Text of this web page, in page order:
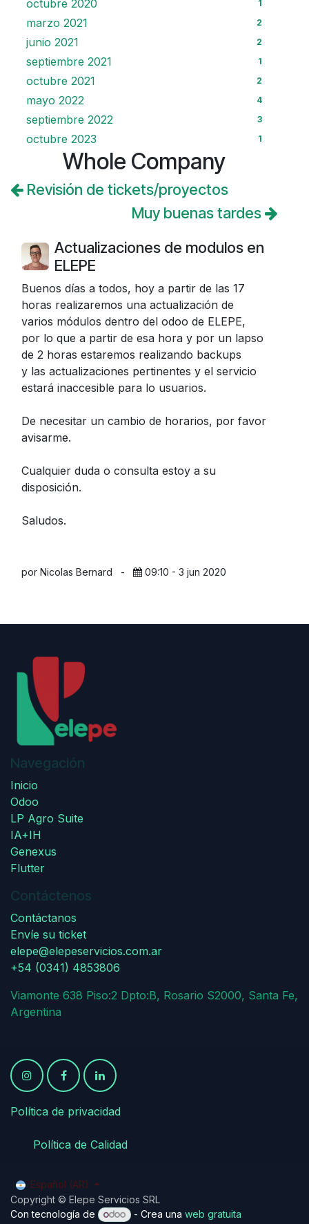
octubre 2020 1
marzo 2021 2
junio 2021 2
septiembre 2021 1
octubre 2021 2
mayo 2022 4
septiembre 2022 3
octubre 2023 1
Whole Company
Revisión de tickets/proyectos
Muy buenas tardes
Actualizaciones de modulos en
ELEPE
Buenos días a todos, hoy a partir de las 17
horas realizaremos una actualización de
varios módulos dentro del odoo de ELEPE,
por lo que a partir de esa hora y por un lapso
de 2 horas estaremos realizando backups
y las actualizaciones pertinentes y el servicio
estará inaccesible para lo usuarios.
De necesitar un cambio de horarios, por favor
avisarme.
Cualquier duda o consulta estoy a su
disposición.
Saludos.
por Nicolas Bernard - 09:10 - 3 jun 2020
Navegación
Inicio
Odoo
LP Agro Suite
IA+IH
Genexus
Flutter
Contáctenos
Contáctanos
Envíe su ticket
elepe@elepeservicios.com.ar
+54 (0341) 4853806
Viamonte 638 Piso:2 Dpto:B, Rosario S2000, Santa Fe,
Argentina
Política de privacidad
​Política de Calidad
Copyright © Elepe Servicios SRL
Español (AR)
Con tecnología de - Crea unaweb gratuita